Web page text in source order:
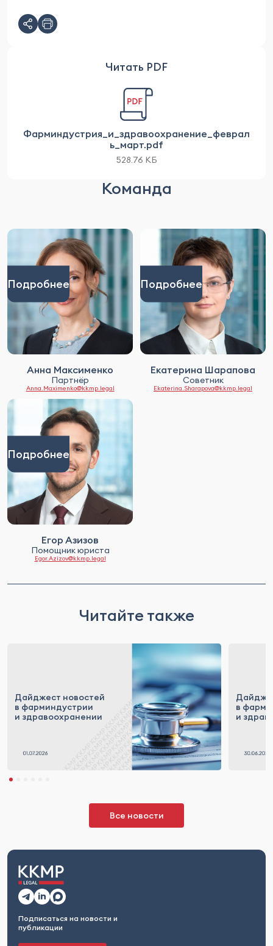
Читать PDF
Фарминдустрия_и_здравоохранение_феврал
ь_март.pdf
528.76 КБ
Команда
Подробнее
Анна Максименко
Партнёр
Anna.Maximenko@kkmp.legal
Подробнее
Екатерина Шарапова
Советник
Ekaterina.Sharapova@kkmp.legal
Подробнее
Егор Азизов
Помощник юриста
Egor.Azizov@kkmp.legal
Читайте также
Дайджест новостей
в фарминдустрии
и здравоохранении
в
и
Все новости
Подписаться на новости и
публикации